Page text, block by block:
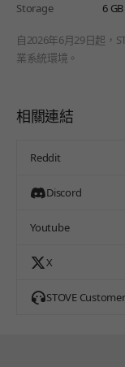
Storage
6
自2026年6月29日起，
業系統環境。
相關連結
Reddit
Discord
Youtube
X
STOVE